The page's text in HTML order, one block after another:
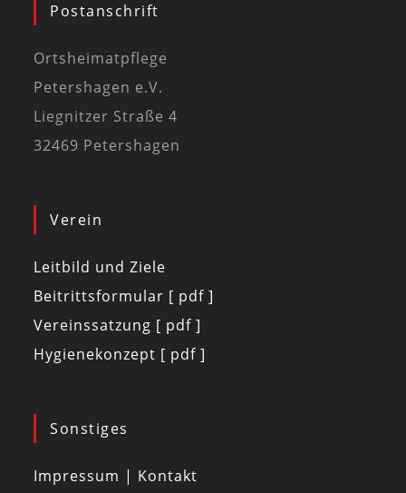
Postanschrift
Ortsheimatpflege
Petershagen e.V.
Liegnitzer Straße 4
32469 Petershagen
Verein
Leitbild und Ziele
Beitrittsformular [ pdf ]
Vereinssatzung [ pdf ]
Hygienekonzept [ pdf ]
Sonstiges
Impressum | Kontakt